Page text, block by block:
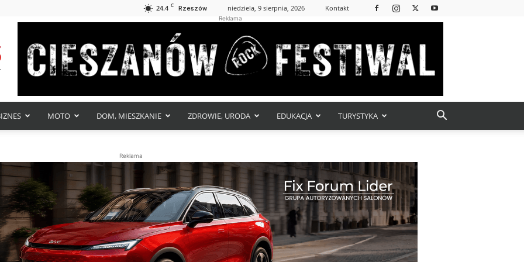
24.4 C Rzeszów niedziela, 9 sierpnia, 2026 Kontakt
Reklama
MOTO DOM, MIESZKANIE ZDROWIE, URODA EDUKACJA TURYSTYKA
Reklama